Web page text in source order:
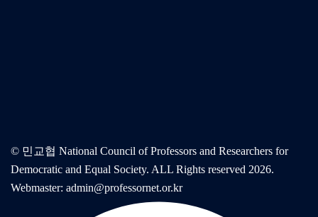
© 민교협 National Council of Professors and Researchers for
Democratic and Equal Society. ALL Rights reserved 2026.
Webmaster: admin@professornet.or.kr